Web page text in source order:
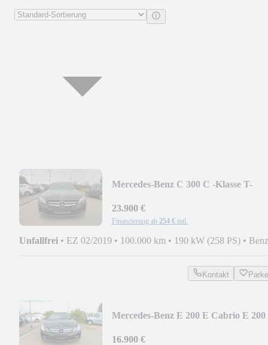
Mercedes-Benz C 300 C -Klasse T-
23.900 €
Finanzierung ab 254 € mtl.
Unfallfrei • EZ 02/2019 • 100.000 km • 190 kW (258 PS) •
Kontakt
Mercedes-Benz E 200 E Cabrio E 200
16.900 €